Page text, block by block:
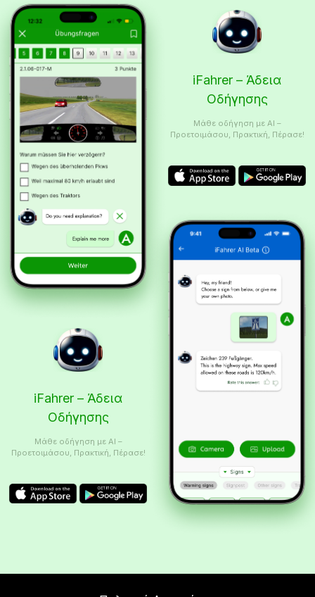
iFahrer – Άδεια
Οδήγησης
Μάθε οδήγηση με AI –
Προετοιμάσου, Πρακτική, Πέρασε!
iFahrer – Άδεια
Οδήγησης
Μάθε οδήγηση με AI –
Προετοιμάσου, Πρακτική, Πέρασε!